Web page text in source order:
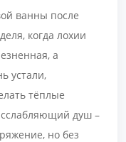
ванны после
когда лохии
а
устали,
тёплые
душ –
но без